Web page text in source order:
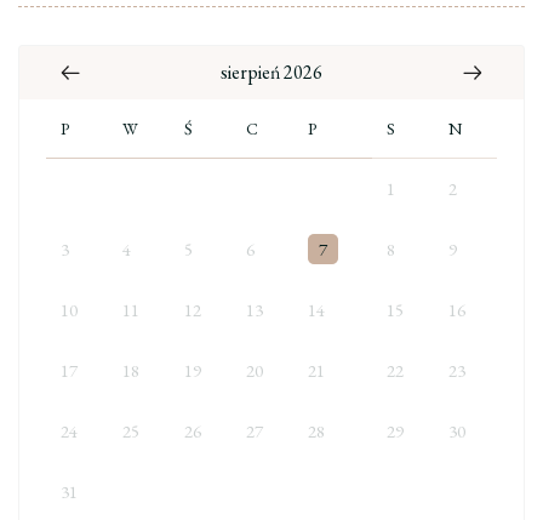
sierpień 2026
P W Ś C P S N
1 2
3 4 5 6 7 8 9
10 11 12 13 14 15 16
17 18 19 20 21 22 23
24 25 26 27 28 29 30
31